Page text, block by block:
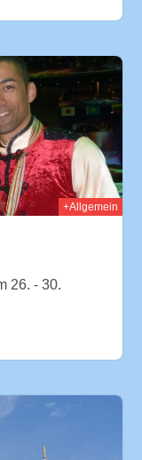
+Allgemein
26. - 30.